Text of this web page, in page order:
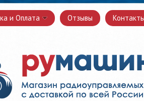
и Оплата Отзывы